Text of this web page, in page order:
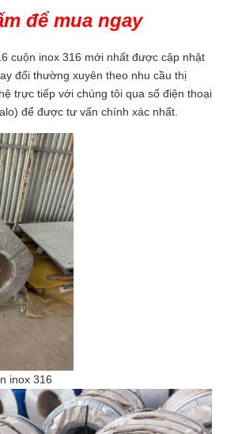
để mua ngay
cuộn inox 316 mới nhất được cập nhật
đổi thường xuyên theo nhu cầu thị
trực tiếp với chúng tôi qua số điện thoại
để được tư vấn chính xác nhất.
inox 316